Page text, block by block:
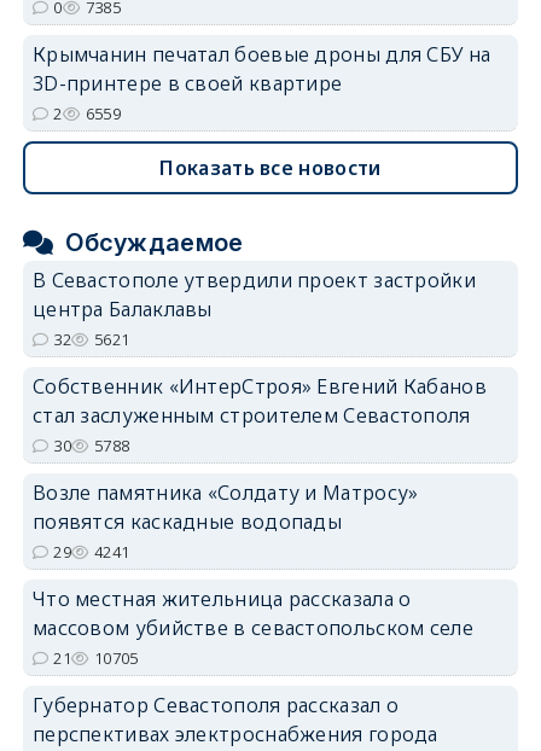
0 7385
Крымчанин печатал боевые дроны для СБУ на
3D-принтере в своей квартире
2 6559
Показать все новости
Обсуждаемое
В Севастополе утвердили проект застройки
центра Балаклавы
32 5621
Собственник «ИнтерСтроя» Евгений Кабанов
стал заслуженным строителем Севастополя
30 5788
Возле памятника «Солдату и Матросу»
появятся каскадные водопады
29 4241
Что местная жительница рассказала о
массовом убийстве в севастопольском селе
21 10705
Губернатор Севастополя рассказал о
перспективах электроснабжения города